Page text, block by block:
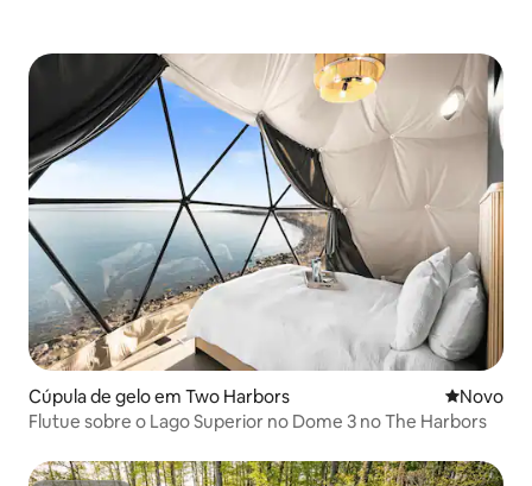
Cúpula de gelo em Two Harbors Novo
Novo
Flutue sobre o Lago Superior no Dome 3 no The Harbors